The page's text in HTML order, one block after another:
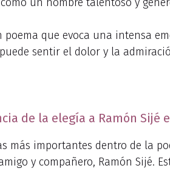
poema que evoca una intensa
sentir el dolor y la
de la elegía a Ramón Sijé
más importantes dentro de la
y compañero, Ramón Sijé.